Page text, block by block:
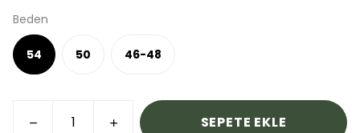
Beden
54 50 46-48
SEPETE EKLE